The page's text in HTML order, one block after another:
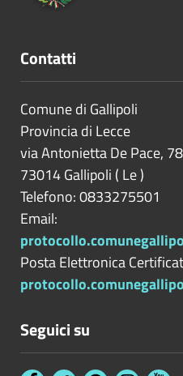
Contatti
Comune di Gallipoli
Provincia di Lecce
via Antonietta De Pace,
73014Gallipoli ( Le)
Telefono: 0833275501
Email:
Posta Elettronica
Seguici su